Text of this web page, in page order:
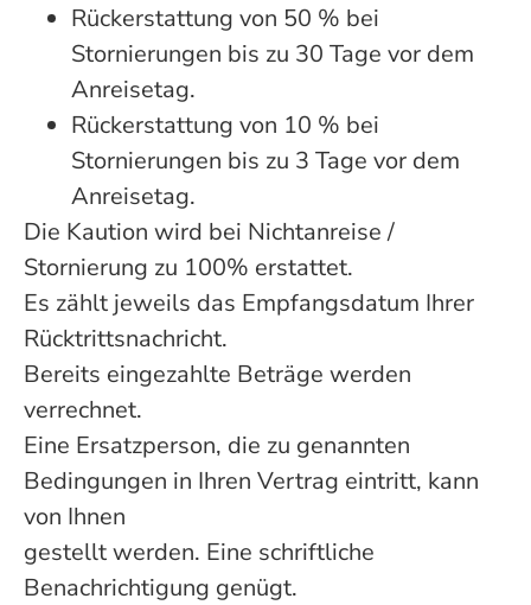
Rückerstattung von 50 % bei
Stornierungen bis zu 30 Tage vor dem
Anreisetag.
Rückerstattung von 10 % bei
Stornierungen bis zu 3 Tage vor dem
Anreisetag.
Die Kaution wird bei Nichtanreise /
Stornierung zu 100% erstattet.
Es zählt jeweils das Empfangsdatum Ihrer
Rücktrittsnachricht.
Bereits eingezahlte Beträge werden
verrechnet.
Eine Ersatzperson, die zu genannten
Bedingungen in Ihren Vertrag eintritt, kann
von Ihnen
gestellt werden. Eine schriftliche
Benachrichtigung genügt.